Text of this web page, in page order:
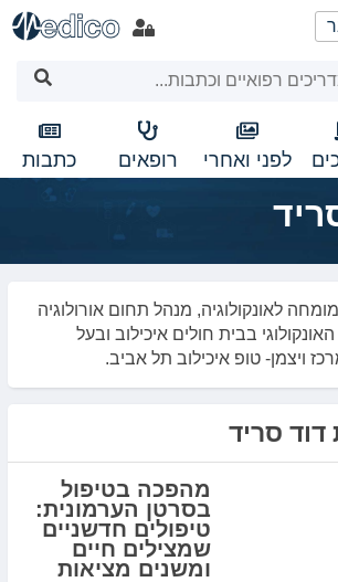
לפני ואחרי רופאים כתבות
לאונקולוגיה, מנהל תחום אורולוגיה
בבית חולים איכילוב ובעל
ויצמן- טופ איכילוב תל אביב.
סריד
מהפכה בטיפול
בסרטן הערמונית:
טיפולים חדשניים
שמצילים חיים
ומשנים מציאות